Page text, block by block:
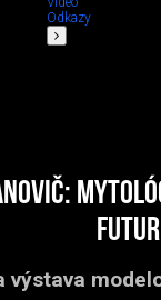
Odkazy
výstava